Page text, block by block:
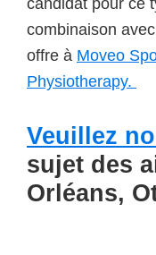
combinaison
offre à Moveo
Physiotherapy.
Veuillez
sujet des
Orléans,